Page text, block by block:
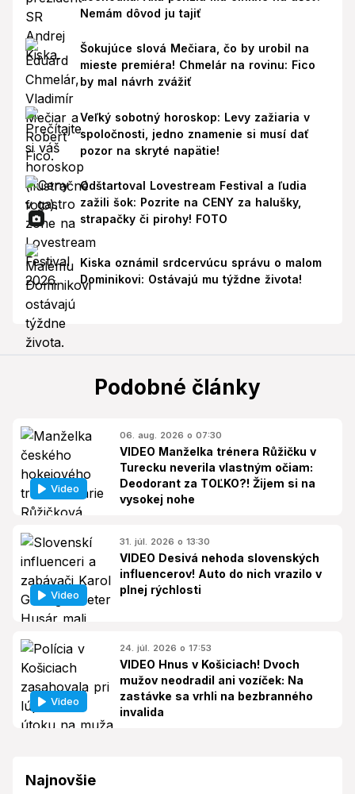
Nemám dôvod ju tajiť
Šokujúce slová Mečiara, čo by urobil na
mieste premiéra! Chmelár na rovinu: Fico
by mal návrh zvážiť
Veľký sobotný horoskop: Levy zažiaria v
spoločnosti, jedno znamenie si musí dať
pozor na skryté napätie!
Odštartoval Lovestream Festival a ľudia
zažili šok: Pozrite na CENY za halušky,
strapačky či pirohy! FOTO
Kiska oznámil srdcervúcu správu o malom
Dominikovi: Ostávajú mu týždne života!
Podobné články
Video
06. aug. 2026 o 07:30
VIDEO Manželka trénera Růžičku v
Turecku neverila vlastným očiam:
Deodorant za TOĽKO?! Žijem si na
vysokej nohe
Video
31. júl. 2026 o 13:30
VIDEO Desivá nehoda slovenských
influencerov! Auto do nich vrazilo v
plnej rýchlosti
Video
24. júl. 2026 o 17:53
VIDEO Hnus v Košiciach! Dvoch
mužov neodradil ani vozíček: Na
zastávke sa vrhli na bezbranného
invalida
Najnovšie